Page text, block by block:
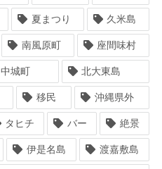
夏まつり 久米島
南風原町 座間味村
中城町 北大東島
移民 沖縄県外
タヒチ バー 絶景
伊是名島 渡嘉敷島